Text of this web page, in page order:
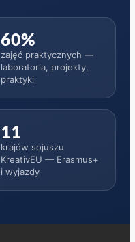
60%
zajęć praktycznych —
laboratoria, projekty,
praktyki
11
krajów sojuszu
KreativEU — Erasmus+
i wyjazdy